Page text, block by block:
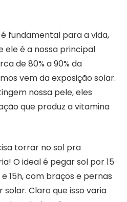
fundamental para a vida,
ele é a nossa principal
de 80% a 90% da
vem da exposição solar.
nossa pele, eles
que produz a vitamina
torrar no sol pra
O ideal é pegar sol por 15
15h, com braços e pernas
Claro que isso varia